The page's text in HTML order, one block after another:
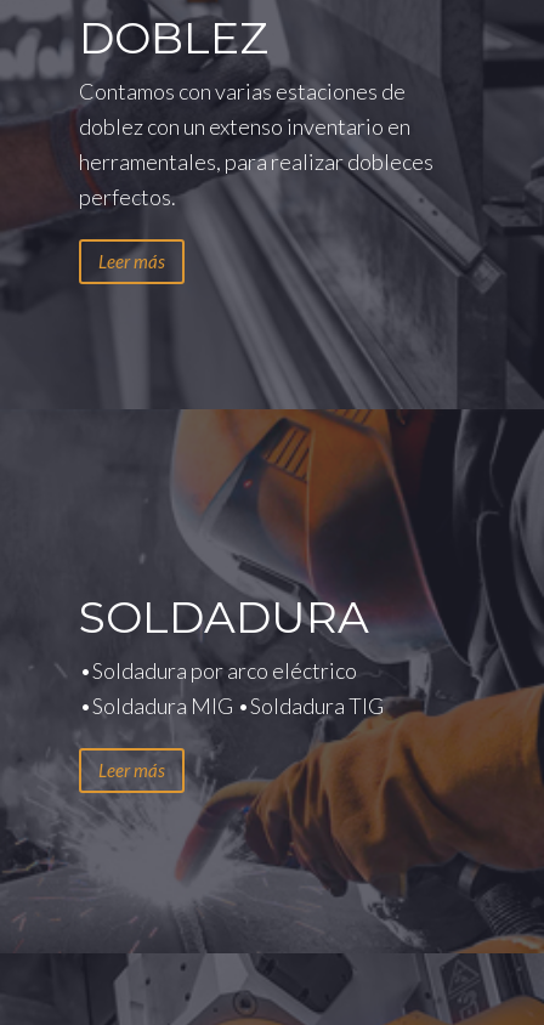
DOBLEZ
Contamos con varias estaciones de
doblez con un extenso inventario en
herramentales, para realizar dobleces
perfectos.
Leer más
SOLDADURA
•Soldadura por arco eléctrico
•Soldadura MIG •Soldadura TIG
Leer más